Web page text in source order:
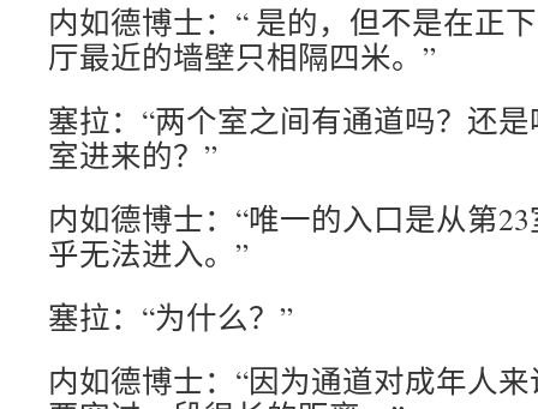
内如德博士：“ 是的，但不是在正
厅最近的墙壁只相隔四米。”
塞拉：“两个室之间有通道吗？还
室进来的？”
内如德博士：“唯一的入口是从第
乎无法进入。”
塞拉：“为什么？”
内如德博士：“因为通道对成年人